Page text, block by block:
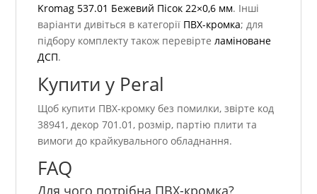
Kromag 537.01 Бежевий Пісок 22×0,6 мм. Інші
варіанти дивіться в категорії ПВХ-кромка; для
підбору комплекту також перевіртеламіноване
ДСП.
Купити у Peral
Щоб купити ПВХ-кромку без помилки, звірте код
38941, декор 701.01, розмір, партію плити та
вимоги до крайкувального обладнання.
FAQ